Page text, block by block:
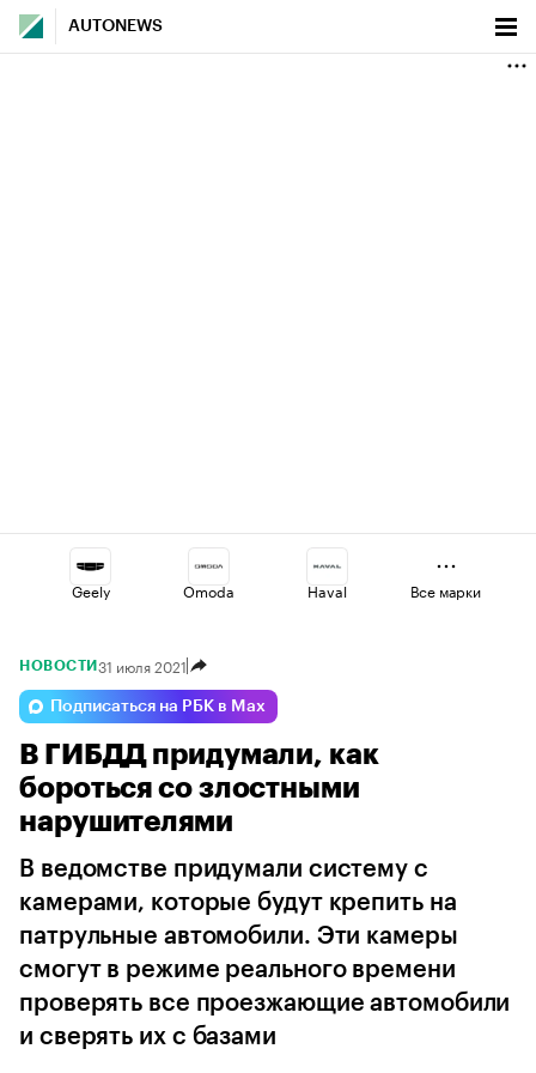
AUTONEWS
Geely Omoda Haval
Voyah Esteo
Lada Changan Volga
Все марки
НОВОСТИ 31 июля 2021
Подписаться на РБК в Max
В ГИБДД придумали, как
бороться со злостными
нарушителями
В ведомстве придумали систему с
камерами, которые будут крепить на
патрульные автомобили. Эти камеры
смогут в режиме реального времени
проверять все проезжающие автомобили
и сверять их с базами